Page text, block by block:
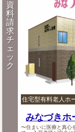
資
料
請
求
チ
ェ
ッ
ク
住宅型有料老人ホ
みなづきホ
〜住まいに医療と真心